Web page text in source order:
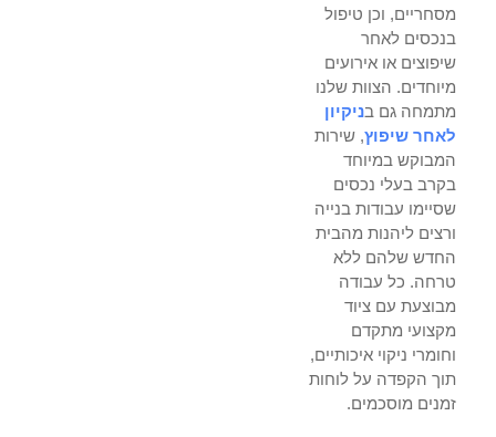
מסחריים, וכן טיפול
בנכסים לאחר
שיפוצים או אירועים
מיוחדים. הצוות שלנו
מתמחה גם בניקיון
לאחר שיפוץ, שירות
המבוקש במיוחד
בקרב בעלי נכסים
שסיימו עבודות בנייה
ורצים ליהנות מהבית
החדש שלהם ללא
טרחה. כל עבודה
מבוצעת עם ציוד
מקצועי מתקדם
וחומרי ניקוי איכותיים,
תוך הקפדה על לוחות
זמנים מוסכמים.